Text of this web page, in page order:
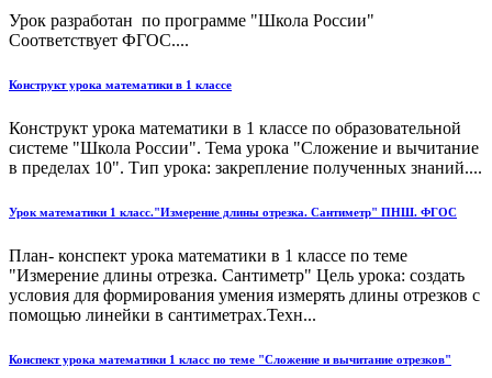
Урок разработан по программе "Школа России"
Соответствует ФГОС....
Конструкт урока математики в 1 классе
Конструкт урока математики в 1 классе по образовательной
системе "Школа России". Тема урока "Сложение и вычитание
в пределах 10". Тип урока: закрепление полученных знаний....
Урок математики 1 класс."Измерение длины отрезка. Сантиметр" ПНШ. ФГОС
План- конспект урока математики в 1 классе по теме
"Измерение длины отрезка. Сантиметр" Цель урока: создать
условия для формирования умения измерять длины отрезков с
помощью линейки в сантиметрах.Техн...
Конспект урока математики 1 класс по теме "Сложение и вычитание отрезков"